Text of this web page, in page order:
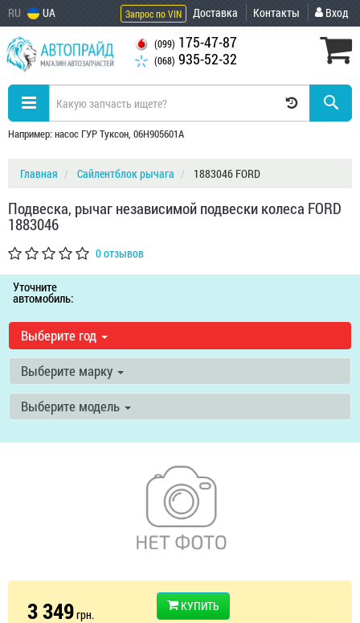
RU UA Запрос по VIN Доставка Контакты Вход
(099) 175-47-87
(068) 935-52-32
Например: насос ГУР Туксон, 06H905601A
Главная Сайлентблок рычага 1883046 FORD
Подвеска, рычаг независимой подвески колеса FORD
1883046
0 отзывов
Уточните
автомобиль:
Выберите год
Выберите марку
Выберите модель
3 349грн.
КУПИТЬ